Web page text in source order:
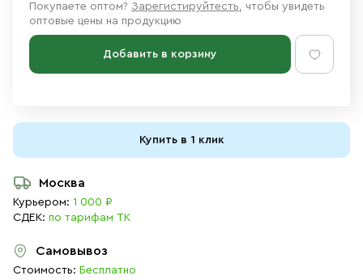
Покупаете оптом? Зарегистируйтесть, чтобы увидеть
оптовые цены на продукцию
Добавить в корзину
Купить в 1 клик
Москва
Курьером: 1 000 ₽
СДЕК: по тарифам ТК
Самовывоз
Стоимость: Бесплатно